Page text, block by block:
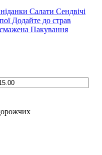
Салати Сендвічі
Додайте до страв
Пакування